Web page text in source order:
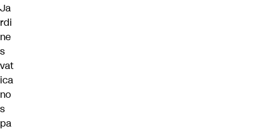
Ja
rdi
ne
s
vat
ica
no
s
pa